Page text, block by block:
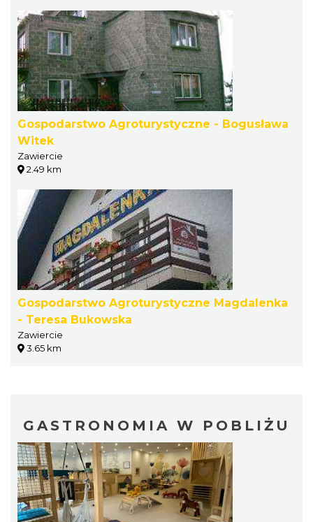
Gospodarstwo Agroturystyczne - Bogusława
Witek
Zawiercie
2.49 km
Gospodarstwo Agroturystyczne Magdalenka
- Teresa Bukowska
Zawiercie
3.65 km
GASTRONOMIA W POBLIŻU